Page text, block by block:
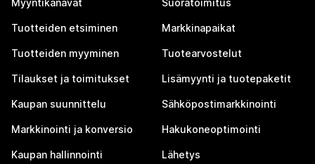
Myyntikanavat
Tuotteiden etsiminen
Tuotteiden myyminen
Tilaukset ja toimitukset
Kaupan suunnittelu
Markkinointi ja konversio
Kaupan hallinnointi
Suoratoimitus
Markkinapaikat
Tuotearvostelut
Lisämyynti ja tuotepaketit
Sähköpostimarkkinointi
Hakukoneoptimointi
Lähetys